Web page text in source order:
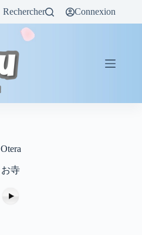
Rechercher Connexion
Otera
お寺